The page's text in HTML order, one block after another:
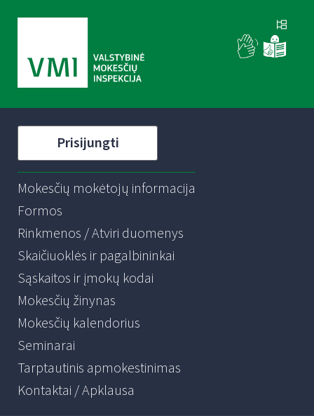
Prisijungti
Mokesčių mokėtojų informacija
Formos
Rinkmenos / Atviri duomenys
Skaičiuoklės ir pagalbininkai
Sąskaitos ir įmokų kodai
Mokesčių žinynas
Mokesčių kalendorius
Seminarai
Tarptautinis apmokestinimas
Kontaktai / Apklausa